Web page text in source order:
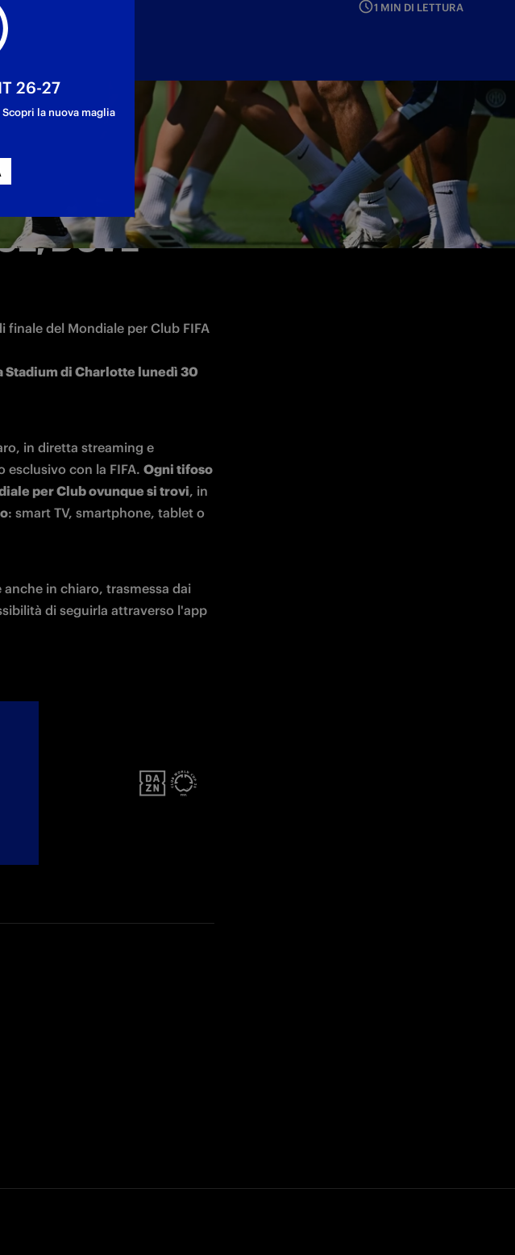
1 MIN DI LETTURA
DOVE
del Mondiale per Club FIFA
Stadium di Charlotte lunedì 30
in diretta streaming e
esclusivo con la FIFA. Ogni tifoso
per Club ovunque si trovi, in
: smart TV, smartphone, tablet o
in chiaro, trasmessa dai
di seguirla attraverso l'app
26-27
la nuova maglia